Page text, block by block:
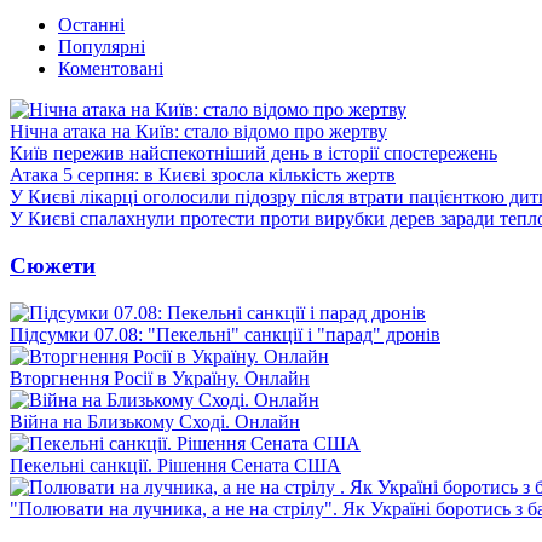
Останні
Популярні
Коментовані
Нічна атака на Київ: стало відомо про жертву
Київ пережив найспекотніший день в історії спостережень
Атака 5 серпня: в Києві зросла кількість жертв
У Києві лікарці оголосили підозру після втрати пацієнткою
У Києві спалахнули протести проти вирубки дерев заради
Сюжети
Підсумки 07.08: "Пекельні" санкції і "парад" дронів
Вторгнення Росії в Україну. Онлайн
Війна на Близькому Сході. Онлайн
Пекельні санкції. Рішення Сената США
"Полювати на лучника, а не на стрілу". Як Україні боротись з